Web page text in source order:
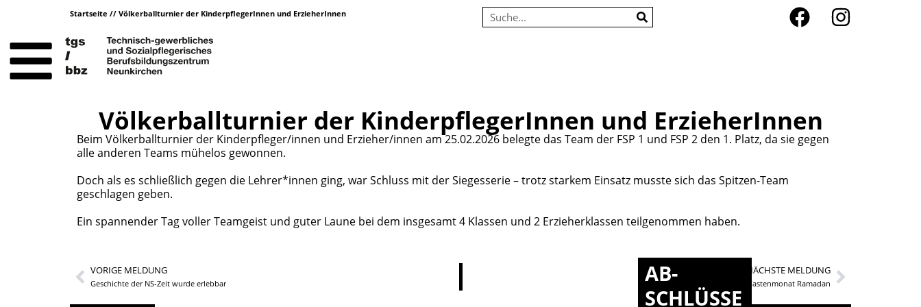
Startseite // Völkerballturnier der KinderpflegerInnen und ErzieherInnen
Völkerballturnier der KinderpflegerInnen und ErzieherInnen
Beim Völkerballturnier der Kinderpfleger/innen und Erzieher/innen am 25.02.2026 belegte das Team der FSP 1 und FSP 2 den 1. Platz, da sie gegen
alle anderen Teams mühelos gewonnen.
Doch als es schließlich gegen die Lehrer*innen ging, war Schluss mit der Siegesserie – trotz starkem Einsatz musste sich das Spitzen-Team
geschlagen geben.
Ein spannender Tag voller Teamgeist und guter Laune bei dem insgesamt 4 Klassen und 2 Erzieherklassen teilgenommen haben.
VORIGE MELDUNG
Geschichte der NS-Zeit wurde erlebbar
NÄCHSTE MELDUNG
Fastenmonat Ramadan
AB-
SCHLÜSSE